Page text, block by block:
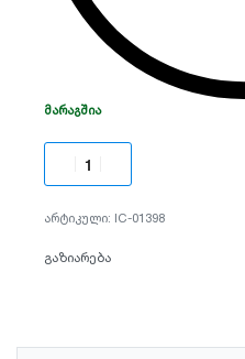
ᲛᲐᲠᲐᲒᲨᲘᲐ
IC-01398
გაზიარება